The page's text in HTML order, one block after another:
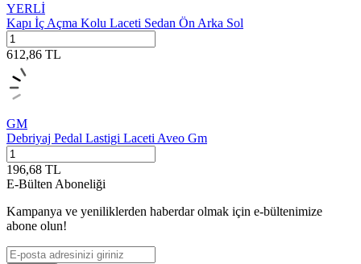
YERLİ
Kapı İç Açma Kolu Laceti Sedan Ön Arka Sol
612,86 TL
GM
Debriyaj Pedal Lastigi Laceti Aveo Gm
196,68 TL
E-Bülten Aboneliği
Kampanya ve yeniliklerden haberdar olmak için e-bültenimize
abone olun!